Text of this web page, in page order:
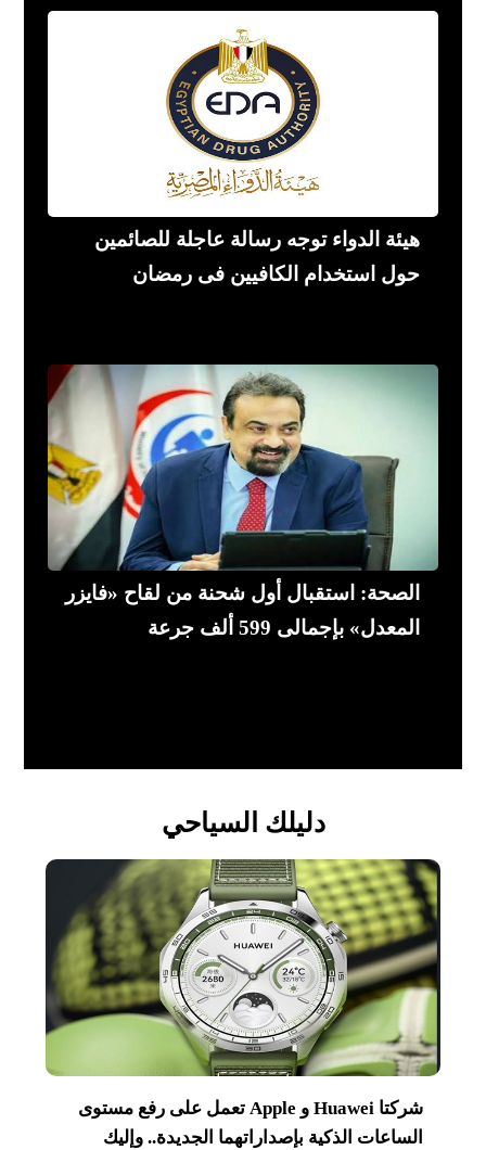
هيئة الدواء توجه رسالة عاجلة للصائمين
حول استخدام الكافيين فى رمضان
الصحة: استقبال أول شحنة من لقاح «فايزر
المعدل» بإجمالى 599 ألف جرعة
دليلك السياحي
شركتا Huawei و Apple تعمل على رفع مستوى
الساعات الذكية بإصداراتهما الجديدة.. وإليك